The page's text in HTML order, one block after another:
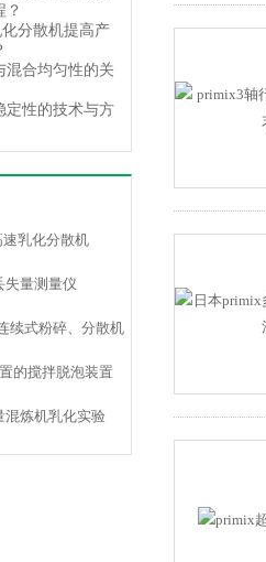
？
分散机提高产
混合均匀性的关
定性的技术与方
乳化分散机
失量测量仪
续式粉碎、分散机
的搅拌脱泡装置
混炼机乳化实验